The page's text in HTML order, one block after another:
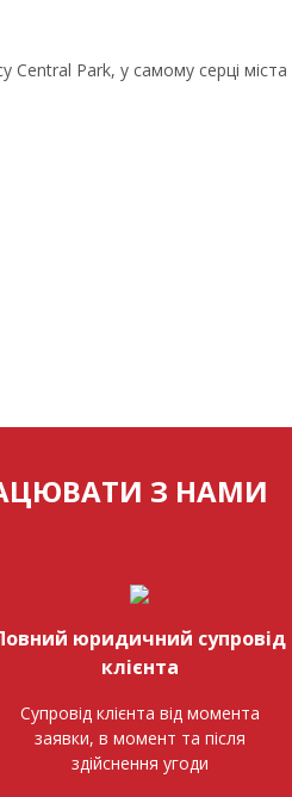
Park, у самому серці
З НАМИ
юридичний супровід
клієнта
Супровід клієнта від момента
заявки, в момент та після
здійснення угоди